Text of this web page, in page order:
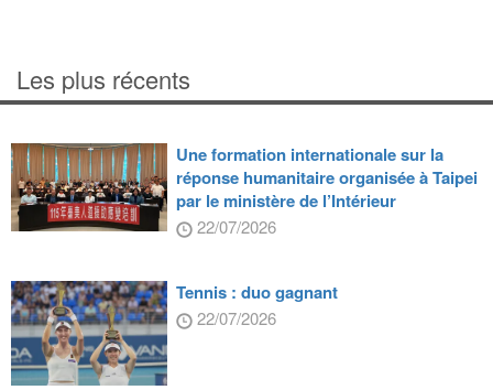
Les plus récents
Une formation internationale sur la
réponse humanitaire organisée à Taipei
par le ministère de l’Intérieur
22/07/2026
Tennis : duo gagnant
22/07/2026